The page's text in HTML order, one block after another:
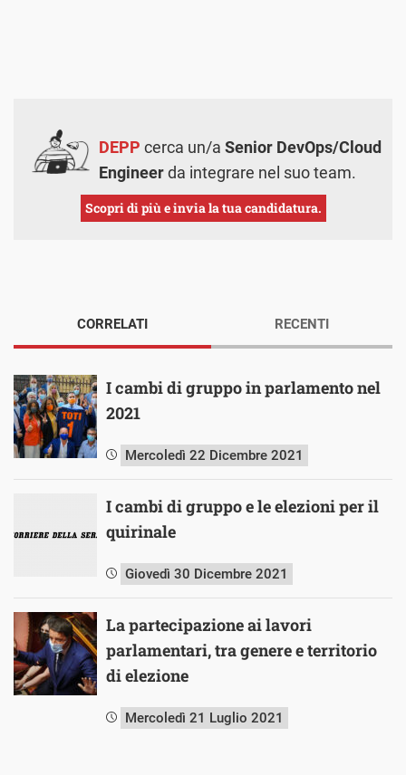
DEPP cerca un/a Senior DevOps/Cloud
Engineerda integrare nel suo team.
Scopri di più e invia la tua candidatura.
CORRELATI
I cambi di gruppo in parlamento nel
2021
Mercoledì 22 Dicembre 2021
I cambi di gruppo e le elezioni per il
quirinale
Giovedì 30 Dicembre 2021
La partecipazione ai lavori
parlamentari, tra genere e territorio
di elezione
Mercoledì 21 Luglio 2021
RECENTI